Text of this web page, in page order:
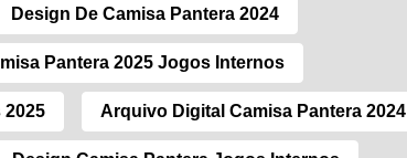
Design De Camisa Pantera 2024
Pantera 2025 Jogos Internos
2025 Arquivo Digital Camisa Pantera 2024